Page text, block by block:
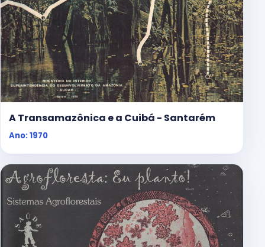
A Transamazônica e a Cuibá - Santarém
Ano: 1970